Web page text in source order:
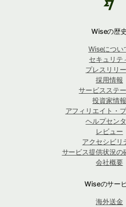
Wiseの歴史
Wiseについ
セキュリテ
プレスリリ
採用情報
サービスステ
投資家情報
アフィリエイト・
ヘルプセン
レビュー
アクセシビリ
サービス提供状況の
会社概要
Wiseのサー
海外送金